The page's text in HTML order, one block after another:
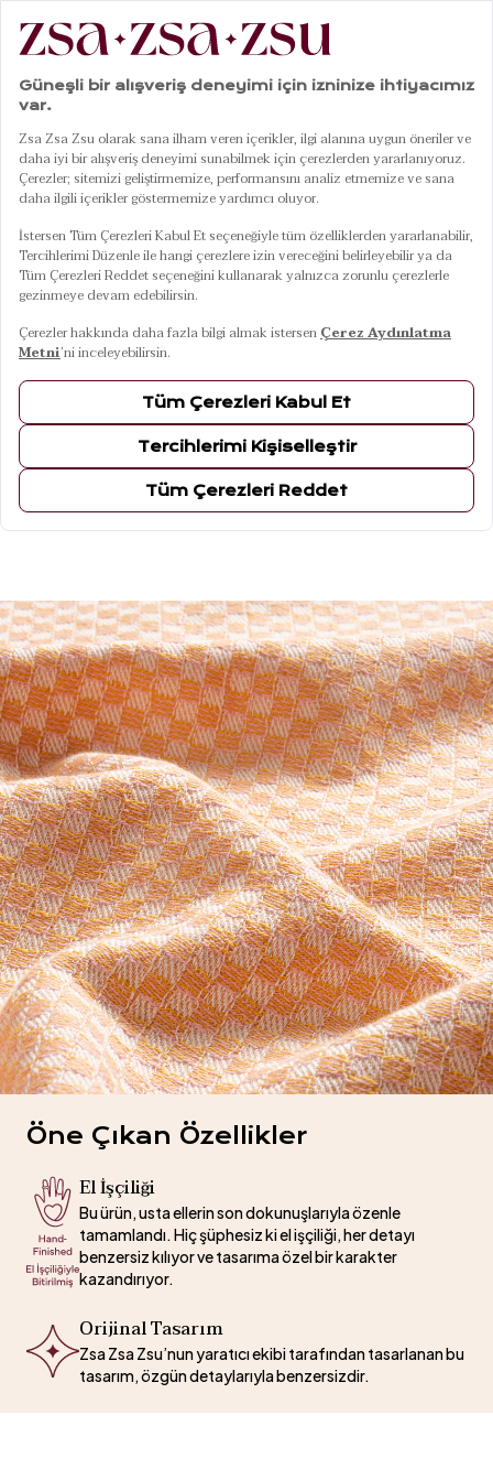
Anasayfa|Banyo Havlu|Peştamal|Baklan Sarı Peştamal 90x170 Cm
Baklan Sarı Peştamal 90x170 Cm
ÜRÜN BİLGİLERİ
TESLİMAT VE İADE
TAKSİT SEÇENEKLERİ
MAĞAZADA BUL
ÜRÜN YORUMLARI
Öne Çıkan Özellikler
El İşçiliği
Bu ürün, usta ellerin son dokunuşlarıyla özenle
tamamlandı. Hiç şüphesiz ki el işçiliği, her detayı
benzersiz kılıyor ve tasarıma özel bir karakter
kazandırıyor.
Orijinal Tasarım
Zsa Zsa Zsu’nun yaratıcı ekibi tarafından tasarlanan bu
tasarım, özgün detaylarıyla benzersizdir.